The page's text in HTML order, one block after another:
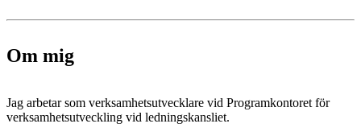
Om mig
Jag arbetar som verksamhetsutvecklare vid Programkontoret för
verksamhetsutveckling vid ledningskansliet.